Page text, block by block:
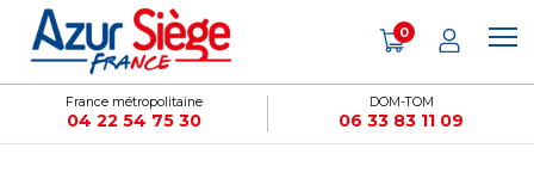
France métropolitaine
04 22 54 75 30
DOM-TOM
06 33 83 11 09
0
Panneau de gestion des cookies